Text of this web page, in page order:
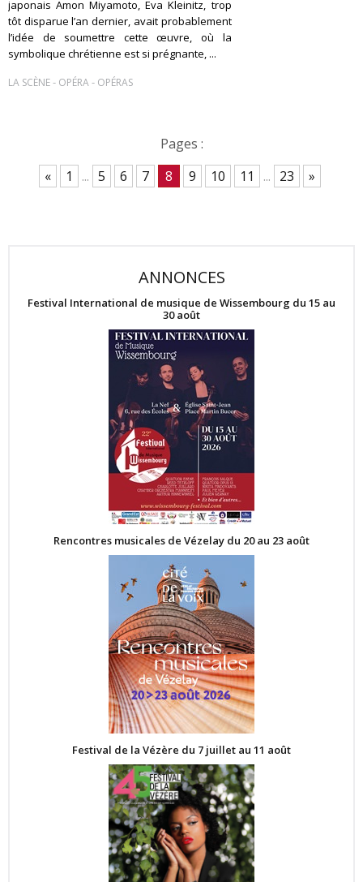
japonais Amon Miyamoto, Eva Kleinitz, trop
tôt disparue l’an dernier, avait probablement
l’idée de soumettre cette œuvre, où la
symbolique chrétienne est si prégnante, ...
LA SCÈNE- OPÉRA- OPÉRAS
Pages :
«
1 ... 5 6 7 8 9 10 11 ... 23 »
ANNONCES
Festival International de musique de Wissembourg du 15 au
30 août
Rencontres musicales de Vézelay du 20 au 23 août
Festival de la Vézère du 7 juillet au 11 août